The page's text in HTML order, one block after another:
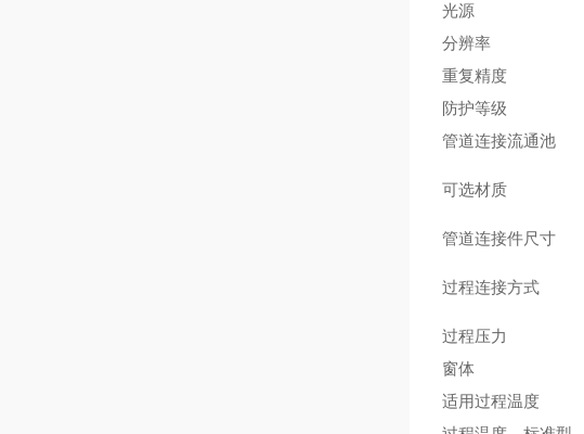
光源
分辨率
重复精度
防护等级
管道连接流通池
可选材质
管道连接件尺寸
过程连接方式
过程压力
窗体
适用过程温度